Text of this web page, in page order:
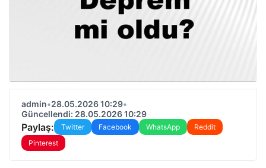
admin•28.05.2026 10:29•
Güncellendi: 28.05.2026 10:29
Paylaş: Twitter Facebook WhatsApp
Reddit
Pinterest